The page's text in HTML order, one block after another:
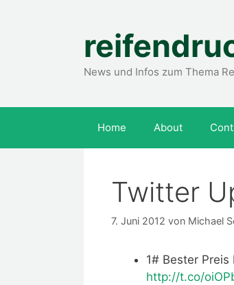
News und Infos zum Thema
Home About
Twitter
7. Juni 2012 von Michael
1# Bester
http://t.co/